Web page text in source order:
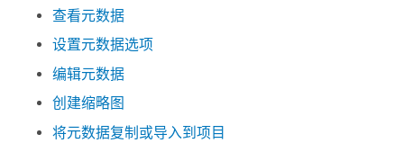
查看元数据
设置元数据选项
编辑元数据
创建缩略图
将元数据复制或导入到项目